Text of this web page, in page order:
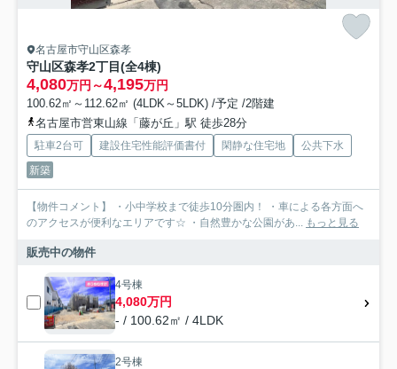
名古屋市守山区森孝
守山区森孝2丁目(全4棟)
4,080万円～4,195万円
100.62㎡～112.62㎡ (4LDK～5LDK) /予定 /2階建
名古屋市営東山線「藤が丘」駅 徒歩28分
駐車2台可 建設住宅性能評価書付 閑静な住宅地
公共下水
新築
【物件コメント】 ・小中学校まで徒歩10分圏内！ ・車による各方面へ
のアクセスが便利なエリアです☆ ・自然豊かな公園があ...
もっと見る
販売中の物件
4号棟
4,080万円
- / 100.62㎡ / 4LDK
2号棟